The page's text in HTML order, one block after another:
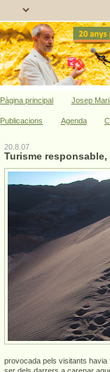
Pàgina principal Josep
Publicacions Agenda
20.8.07
Turisme
provocada pels visitants havia